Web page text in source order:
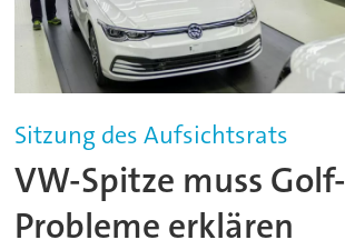
Sitzung des Aufsichtsrats
VW-Spitze muss Golf-
Probleme erklären